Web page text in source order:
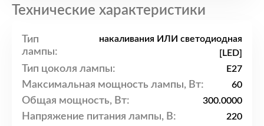
Технические характеристики
Тип
лампы:
накаливания ИЛИ светодиодная
[LED]
Тип цоколя лампы: E27
Максимальная мощность лампы, Вт: 60
Общая мощность, Вт: 300.0000
Напряжение питания лампы, В: 220